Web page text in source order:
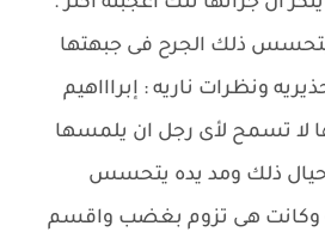
ذلك الجرح فى جبهتها
ونظرات ناريه : إبراااهيم
لا تسمح لأى رجل ان يلمسها
ذلك ومد يده يتحسس
وكانت هى تزوم بغضب واقسم